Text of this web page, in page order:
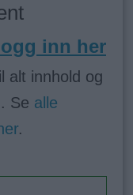
inn her
alt innhold og
Se alle
.